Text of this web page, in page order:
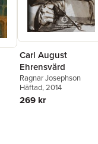
Carl August
Ehrensvärd
Ragnar Josephson
Häftad, 2014
269 kr